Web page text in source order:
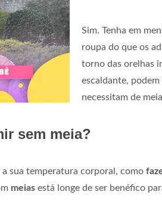
Sim. Tenha em
roupa do que os
torno das orelhas
escaldante,
necessitam de
sem meia?
sua temperatura corporal, como
meias está longe de ser benéfico